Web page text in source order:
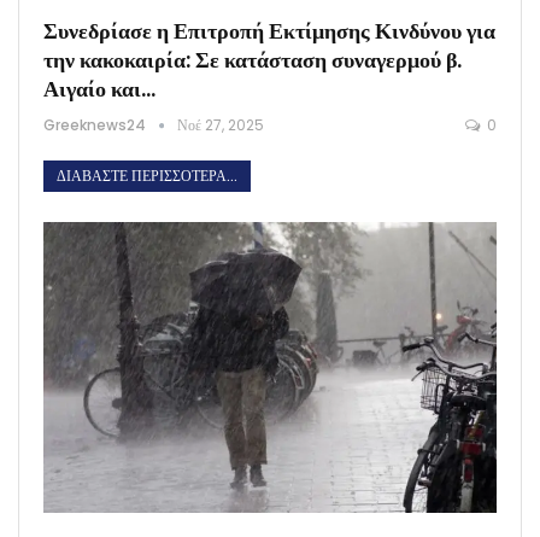
Συνεδρίασε η Επιτροπή Εκτίμησης Κινδύνου για
την κακοκαιρία: Σε κατάσταση συναγερμού β.
Αιγαίο και…
Greeknews24 Νοέ 27, 2025 0
ΔΙΑΒΆΣΤΕ ΠΕΡΙΣΣΌΤΕΡΑ...